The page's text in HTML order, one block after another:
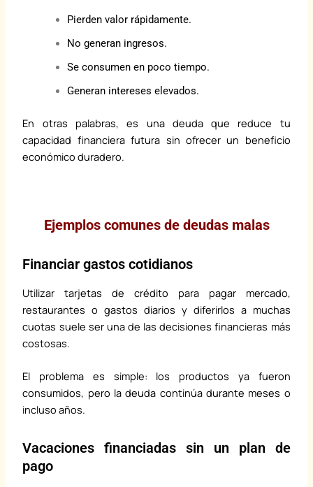
Pierden valor rápidamente.
No generan ingresos.
Se consumen en poco tiempo.
Generan intereses elevados.
En otras palabras, es una deuda que reduce tu
capacidad financiera futura sin ofrecer un beneficio
económico duradero.
Ejemplos comunes de deudas malas
Financiar gastos cotidianos
Utilizar tarjetas de crédito para pagar mercado,
restaurantes o gastos diarios y diferirlos a muchas
cuotas suele ser una de las decisiones financieras más
costosas.
El problema es simple: los productos ya fueron
consumidos, pero la deuda continúa durante meses o
incluso años.
Vacaciones financiadas sin un plan de
pago